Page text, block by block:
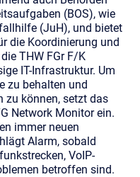
(BOS), wie
(JuH), und bietet
die Koordinierung und
THW FGr F/K
IT-Infrastruktur. Um
zu behalten und
zu können, setzt das
Network Monitor ein.
immer neuen
Alarm, sobald
VoIP-
betroffen sind.